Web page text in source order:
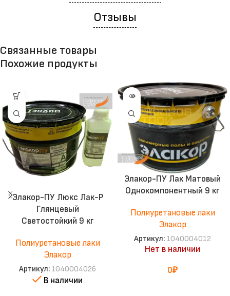
Отзывы
Связанные товары
Похожие продукты
Элакор-ПУ Люкс Лак-Р
Глянцевый
Светостойкий 9 кг
Полиуретановые лаки
Элакор
Артикул: 1040004026
В наличии
Элакор-ПУ Лак Матовый
Однокомпонентный 9 кг
Полиуретановые лаки
Элакор
Артикул: 1040004012
Нет в наличии
0₽